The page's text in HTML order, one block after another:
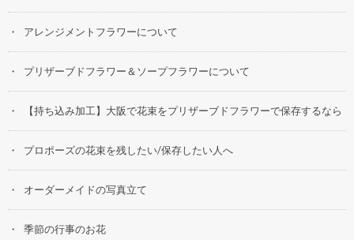
アレンジメントフラワーについて
プリザーブドフラワー＆ソープフラワーについて
【持ち込み加工】大阪で花束をプリザーブドフラワーで保存するなら
プロポーズの花束を残したい/保存したい人へ
オーダーメイドの写真立て
季節の行事のお花